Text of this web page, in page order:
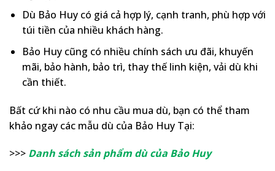
Dù Bảo Huy có giá cả hợp lý, cạnh tranh, phù hợp với
túi tiền của nhiều khách hàng.
Bảo Huy cũng có nhiều chính sách ưu đãi, khuyến
mãi, bảo hành, bảo trì, thay thế linh kiện, vải dù khi
cần thiết.
Bất cứ khi nào có nhu cầu mua dù, bạn có thể tham
khảo ngay các mẫu dù của Bảo Huy Tại:
>>> Danh sách sản phẩm dù của Bảo Huy